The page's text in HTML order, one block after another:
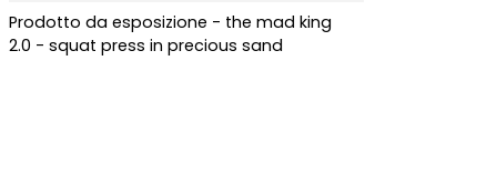
Prodotto da esposizione - the mad king
2.0 - squat press in precious sand